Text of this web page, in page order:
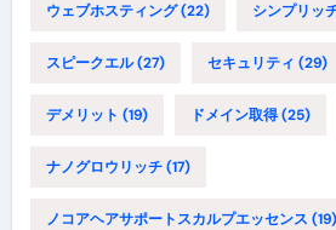
ウェブホスティング(22) シンプリッ
スピークエル(27) セキュリティ (29)
デメリット (19) ドメイン取得(25)
ナノグロウリッチ(17)
ノコアヘアサポートスカルプエッセンス (19)